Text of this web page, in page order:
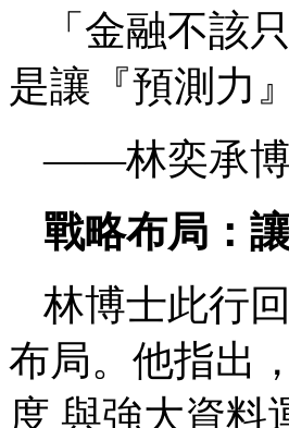
「金融不該
是讓『預測力
——林奕承
戰略布局：
林博士此行
布局。他指出
度 與強大資料